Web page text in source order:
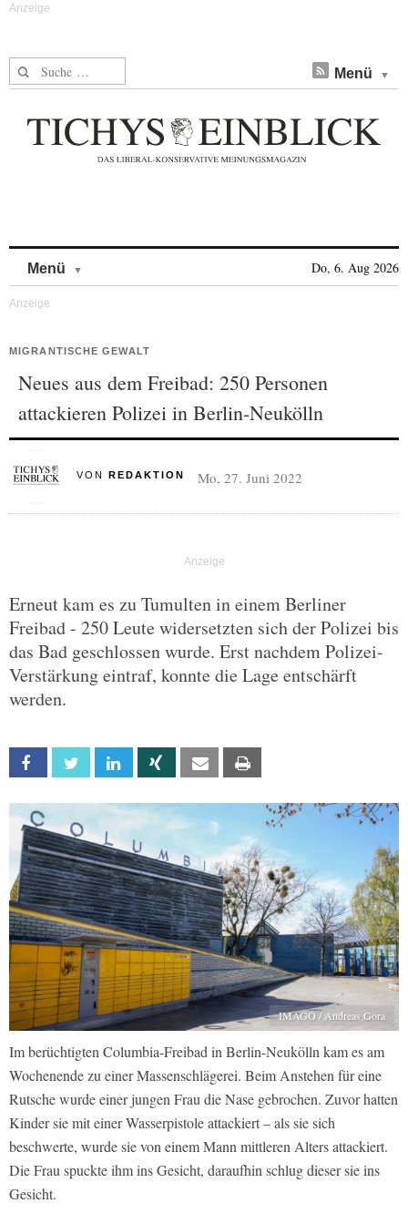
Suche nach: Menü
Menü Do, 6. Aug 2026
MIGRANTISCHE GEWALT
Neues aus dem Freibad: 250 Personen
attackieren Polizei in Berlin-Neukölln
VON REDAKTION Mo, 27. Juni 2022
Erneut kam es zu Tumulten in einem Berliner
Freibad - 250 Leute widersetzten sich der Polizei bis
das Bad geschlossen wurde. Erst nachdem Polizei-
Verstärkung eintraf, konnte die Lage entschärft
werden.
Facebook Twitter Linkedin Xing Email
IMAGO / Andreas Gora
Im berüchtigten Columbia-Freibad in Berlin-Neukölln kam es am
Wochenende zu einer Massenschlägerei. Beim Anstehen für eine
Rutsche wurde einer jungen Frau die Nase gebrochen. Zuvor hatten
Kinder sie mit einer Wasserpistole attackiert – als sie sich
beschwerte, wurde sie von einem Mann mittleren Alters attackiert.
Die Frau spuckte ihm ins Gesicht, daraufhin schlug dieser sie ins
Gesicht.